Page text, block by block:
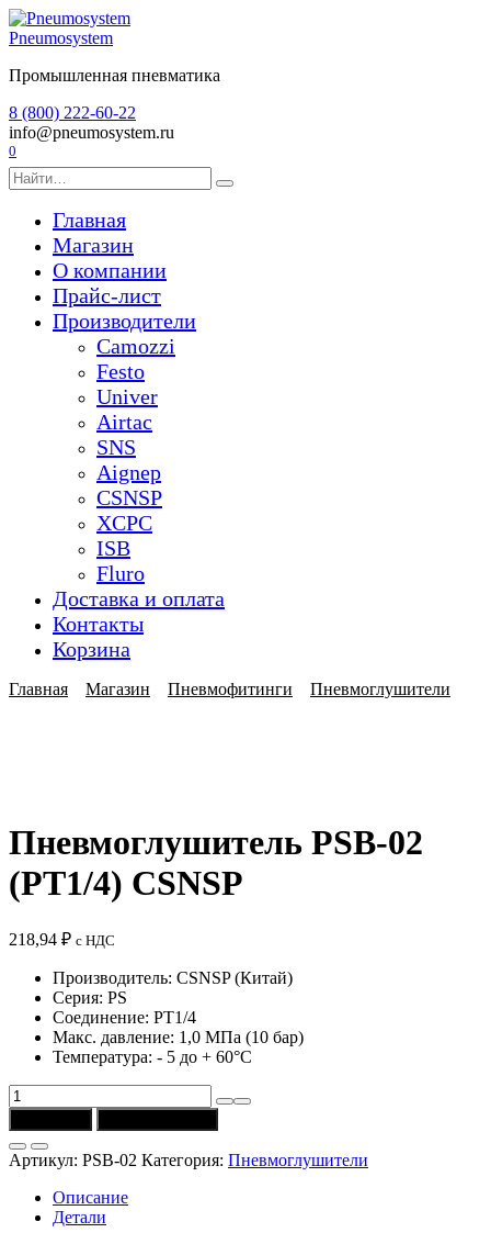
Перейти
к
Pneumosystem
Промышленная пневматика
8 (800) 222-60-22
info@pneumosystem.ru
0
Search
for:
Главная
Магазин
О компании
Прайс-лист
Производители
Camozzi
Festo
Univer
Airtac
SNS
Aignep
CSNSP
XCPC
ISB
Fluro
Доставка и оплата
Контакты
Корзина
Главная Магазин Пневмофитинги Пневмоглушители
Пневмоглушитель PSB-02
(PT1/4) CSNSP
218,94 ₽ с НДС
Производитель: CSNSP (Китай)
Серия: PS
Соединение: РТ1/4
Макс. давление: 1,0 МПа (10 бар)
Температура: - 5 до + 60°C
Количество
товара
Пневмоглушитель
PSB-
02
(PT1/4)
CSNSP
Артикул: PSB-02 Категория: Пневмоглушители
Описание
Детали